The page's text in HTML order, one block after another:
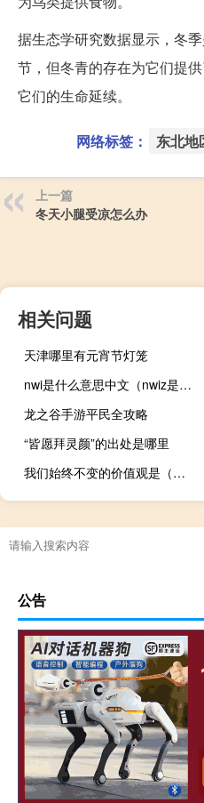
据生态学研究数据显示，冬
节，但冬青的存在为它们提
它们的生命延续。
网络标签： 东北地
上一篇
冬天小腿受凉怎么办
相关问题
天津哪里有元宵节灯笼
nwi是什么意思中文（nwiz是什么）
龙之谷手游平民全攻略
“皆愿拜灵颜”的出处是哪里
我们始终不变的价值观是（我们始终不变的价值观是什么）
公告